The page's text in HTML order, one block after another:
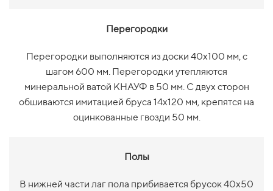
Перегородки
Перегородки выполняются из доски 40х100 мм, с
шагом 600 мм. Перегородки утепляются
минеральной ватой КНАУФ в 50 мм. С двух сторон
обшиваются имитацией бруса 14х120 мм, крепятся на
оцинкованные гвозди 50 мм.
Полы
В нижней части лаг пола прибивается брусок 40х50